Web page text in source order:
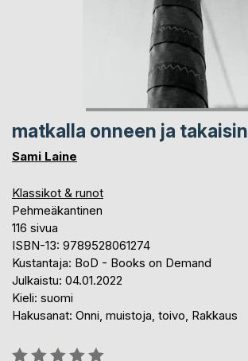
matkalla onneen ja takaisin
Sami Laine
Klassikot & runot
Pehmeäkantinen
116 sivua
ISBN-13: 9789528061274
Kustantaja: BoD - Books on Demand
Julkaistu: 04.01.2022
Kieli: suomi
Hakusanat: Onni, muistoja, toivo, Rakkaus
Arvostelu::